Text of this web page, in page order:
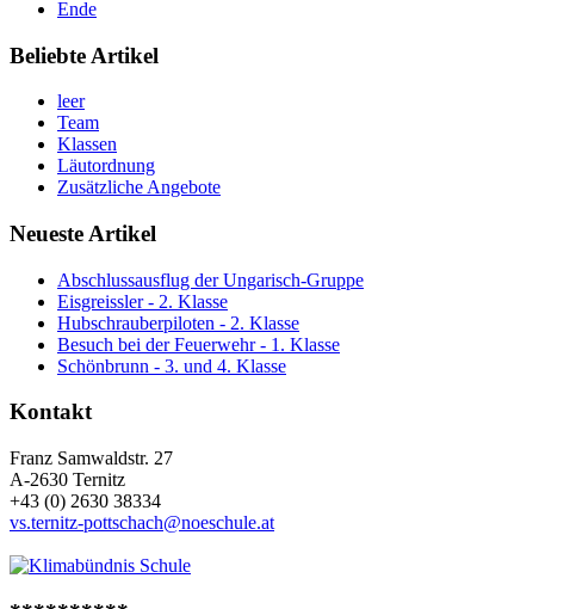
Ende
Beliebte Artikel
leer
Team
Klassen
Läutordnung
Zusätzliche Angebote
Neueste Artikel
Abschlussausflug der Ungarisch-Gruppe
Eisgreissler - 2. Klasse
Hubschrauberpiloten - 2. Klasse
Besuch bei der Feuerwehr - 1. Klasse
Schönbrunn - 3. und 4. Klasse
Kontakt
Franz Samwaldstr. 27
A-2630 Ternitz
+43 (0) 2630 38334
vs.ternitz-pottschach@noeschule.at